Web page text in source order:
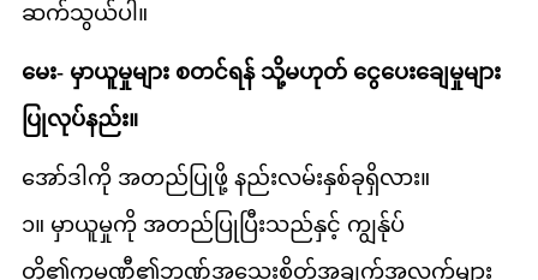
ဆက်သွယ်ပါ။
မေး- မှာယူမှုများ စတင်ရန် သို့မဟုတ် ငွေပေးချေမှုများ
ပြုလုပ်နည်း။
အော်ဒါကို အတည်ပြုဖို့ နည်းလမ်းနှစ်ခုရှိလား။
၁။ မှာယူမှုကို အတည်ပြုပြီးသည်နှင့် ကျွန်ုပ်
တို့၏ကုမ္ပဏီ၏ဘဏ်အသေးစိတ်အချက်အလက်များ